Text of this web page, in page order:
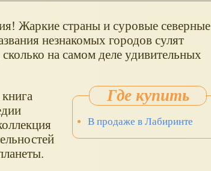
Жаркие страны и суровые северные
незнакомых городов сулят
на самом деле удивительных
В продаже в Лабиринте